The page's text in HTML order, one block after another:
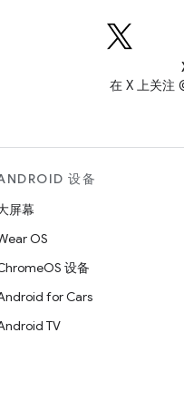
在 X 上关注
设备
屏幕
OS
设备
for Cars
TV